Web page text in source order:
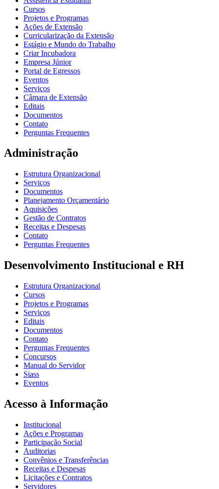
Cursos
Projetos e Programas
Ações de Extensão
Curricularização da Extensão
Estágio e Mundo do Trabalho
Criar Incubadora
Empresa Júnior
Portal de Egressos
Eventos
Serviços
Câmara de Extensão
Editais
Documentos
Contato
Perguntas Frequentes
Administração
Estrutura Organizacional
Serviços
Documentos
Planejamento Orçamentário
Aquisições
Gestão de Contratos
Receitas e Despesas
Contato
Perguntas Frequentes
Desenvolvimento Institucional e RH
Estrutura Organizacional
Cursos
Projetos e Programas
Serviços
Editais
Documentos
Contato
Perguntas Frequentes
Concursos
Manual do Servidor
Siass
Eventos
Acesso à Informação
Institucional
Ações e Programas
Participação Social
Auditorias
Convênios e Transferências
Receitas e Despesas
Licitações e Contratos
Servidores